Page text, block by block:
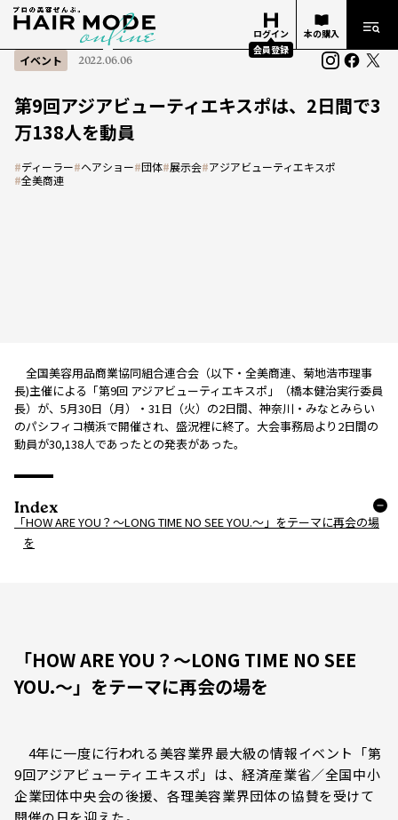
ログイン
会員登録
本の購入
イベント 2022.06.06
第9回アジアビューティエキスポは、2日間で3
万138人を動員
#ディーラー#ヘアショー#団体#展示会#アジアビューティエキスポ
#全美商連
全国美容用品商業協同組合連合会（以下・全美商連、菊地浩市理事
長)主催による「第9回 アジアビューティエキスポ」（橋本健治実行委員
長）が、5月30日（月）・31日（火）の2日間、神奈川・みなとみらい
のパシフィコ横浜で開催され、盛況裡に終了。大会事務局より2日間の
動員が30,138人であったとの発表があった。
Index
「HOW ARE YOU？～LONG TIME NO SEE YOU.～」をテーマに再会の場
を
「HOW ARE YOU？～LONG TIME NO SEE
YOU.～」をテーマに再会の場を
4年に一度に行われる美容業界最大級の情報イベント「第
9回アジアビューティエキスポ」は、経済産業省／全国中小
企業団体中央会の後援、各理美容業界団体の協賛を受けて